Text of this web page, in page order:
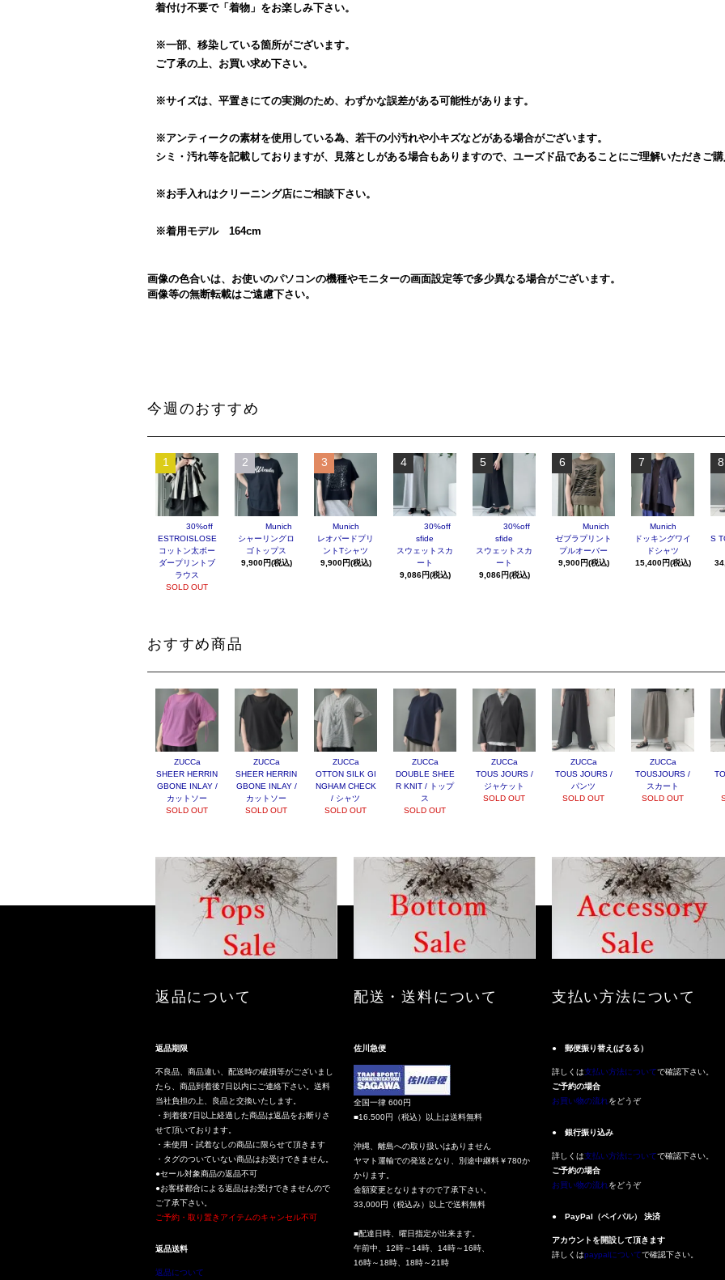
着付け不要で「着物」をお楽しみ下さい。
※一部、移染している箇所がございます。
ご了承の上、お買い求め下さい。
※サイズは、平置きにての実測のため、わずかな誤差がある可能性があります。
※アンティークの素材を使用している為、若干の小汚れや小キズなどがある場合がございます。
シミ・汚れ等を記載しておりますが、見落としがある場合もありますので、ユーズド品であることにご理解いただきご
※お手入れはクリーニング店にご相談下さい。
※着用モデル 164cm
画像の色合いは、お使いのパソコンの機種やモニターの画面設定等で多少異なる場合がございます。
画像等の無断転載はご遠慮下さい。
今週のおすすめ
1
30%off
ESTROISLOSE
コットン太ボー
ダープリントブ
ラウス
SOLD OUT
2
Munich
シャーリングロ
ゴトップス
9,900円(税込)
3
Munich
レオパードプリ
ントTシャツ
9,900円(税込)
4
30%off
sfide
スウェットスカ
ート
9,086円(税込)
5
30%off
sfide
スウェットスカ
ート
9,086円(税込)
6
Munich
ゼブラプリント
プルオーバー
9,900円(税込)
7
Munich
ドッキングワイ
ドシャツ
15,400円(税込)
8
S
おすすめ商品
ZUCCa
SHEER HERRIN
GBONE INLAY /
カットソー
SOLD OUT
ZUCCa
SHEER HERRIN
GBONE INLAY /
カットソー
SOLD OUT
ZUCCa
OTTON SILK GI
NGHAM CHECK
/ シャツ
SOLD OUT
ZUCCa
DOUBLE SHEE
R KNIT / トップ
ス
SOLD OUT
ZUCCa
TOUS JOURS /
ジャケット
SOLD OUT
ZUCCa
TOUS JOURS /
パンツ
SOLD OUT
ZUCCa
TOUSJOURS /
スカート
SOLD OUT
返品について
返品期限
不良品、商品違い、配送時の破損等がございまし
たら、商品到着後7日以内にご連絡下さい。送料
当社負担の上、良品と交換いたします。
・到着後7日以上経過した商品は返品をお断りさ
せて頂いております。
・未使用・試着なしの商品に限らせて頂きます
・タグのついていない商品はお受けできません。
●セール対象商品の返品不可
●お客様都合による返品はお受けできませんので
ご了承下さい。
ご予約・取り置きアイテムのキャンセル不可
返品送料
返品について
配送・送料について
佐川急便
全国一律 600円
■16.500円（税込）以上は送料無料
沖縄、離島への取り扱いはありません
ヤマト運輸での発送となり、別途中継料￥780か
かります。
金額変更となりますので了承下さい。
33,000円（税込み）以上で送料無料
■配達日時、曜日指定が出来ます。
午前中、12時～14時、14時～16時、
16時～18時、18時～21時
支払い方法について
● 郵便振り替え(ぱるる）
詳しくは支払い方法についてで確認下さい。
ご予約の場合
お買い物の流れ をどうぞ
● 銀行振り込み
詳しくは支払い方法についてで確認下さい。
ご予約の場合
お買い物の流れ をどうぞ
● PayPal（ペイパル） 決済
アカウントを開設して頂きます
詳しくはpaypalについてで確認下さい。